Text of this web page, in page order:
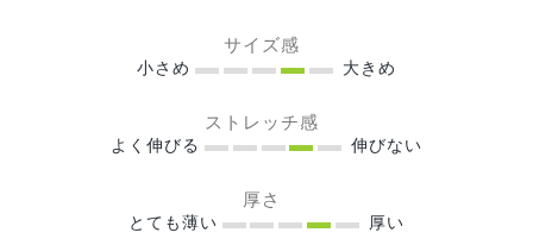
サイズ感
小さめ 大きめ
ストレッチ感
よく伸びる 伸びない
厚さ
とても薄い 厚い